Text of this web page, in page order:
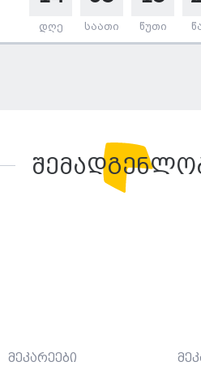
დღე საათი წუთი
მეკარეები